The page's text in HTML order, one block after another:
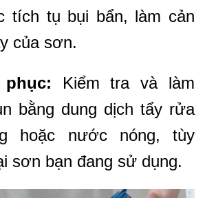
tích tụ bụi bẩn, làm cản
của sơn.
Kiểm tra và làm
bằng dung dịch tẩy rửa
hoặc nước nóng, tùy
sơn bạn đang sử dụng.